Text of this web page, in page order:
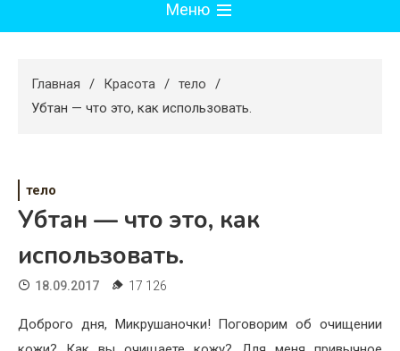
Меню
Худеем
Жизнь
Хобби
Главная Красота
тело
Убтан — что это, как использовать.
тело
Убтан — что это, как
использовать.
18.09.2017 17 126
Доброго дня, Микрушаночки! Поговорим об очищении